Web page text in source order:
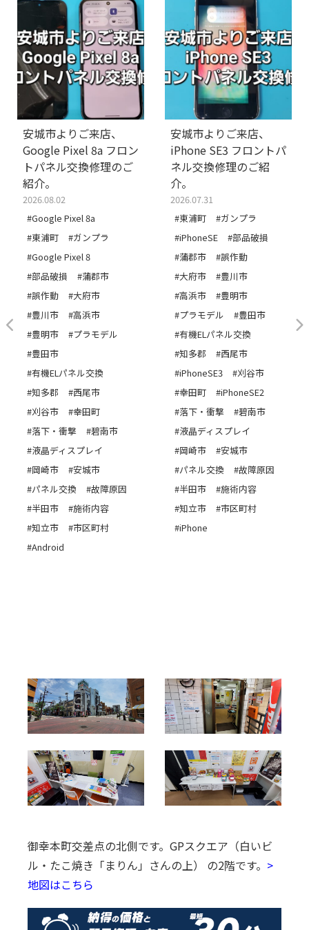
安城市よりご来店、
Google Pixel 8a フロン
トパネル交換修理のご
紹介。
2026.08.02
#Google Pixel 8a
#東浦町
#ガンプラ
#Google Pixel 8
#部品破損
#蒲郡市
#誤作動
#大府市
#豊川市
#高浜市
#豊明市
#プラモデル
#豊田市
#有機ELパネル交換
#知多郡
#西尾市
#刈谷市
#幸田町
#落下・衝撃
#碧南市
#液晶ディスプレイ
#岡崎市
#安城市
#パネル交換
#故障原因
#半田市
#施術内容
#知立市
#市区町村
#Android
安城市よりご来店、
iPhone SE3 フロントパ
ネル交換修理のご紹
介。
2026.07.31
#東浦町
#ガンプラ
#iPhoneSE
#部品破損
#蒲郡市
#誤作動
#大府市
#豊川市
#高浜市
#豊明市
#プラモデル
#豊田市
#有機ELパネル交換
#知多郡
#西尾市
#iPhoneSE3
#刈谷市
#幸田町
#iPhoneSE2
#落下・衝撃
#碧南市
#液晶ディスプレイ
#岡崎市
#安城市
#パネル交換
#故障原因
#半田市
#施術内容
#知立市
#市区町村
#iPhone
御幸本町交差点の北側です。 GPスクエア（白いビ
ル・たこ焼き「まりん」さんの上） の2階です。 >
地図はこちら